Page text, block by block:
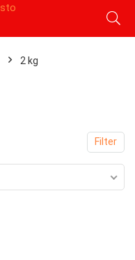
‎2 kg
Filter